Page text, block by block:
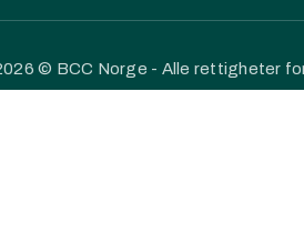
© BCC Norge - Alle rettigheter